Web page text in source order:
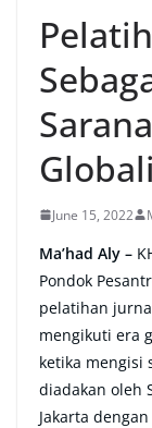
June 15, 2022
Ma’had Aly –
Pondok
pelatihan
mengikuti era
ketika mengisi
diadakan oleh
Jakarta